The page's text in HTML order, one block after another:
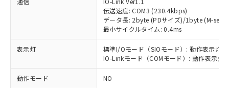
伝送速度: COM3 (230.4kbps)
データ長: 2byte (PDサイズ)/1byte (M-
最小サイクルタイム: 0.4ms
表示灯
標準I/Oモード（SIOモード）: 動作表示灯(
IO-Linkモード（COMモード）: 動作表示
動作モード NO